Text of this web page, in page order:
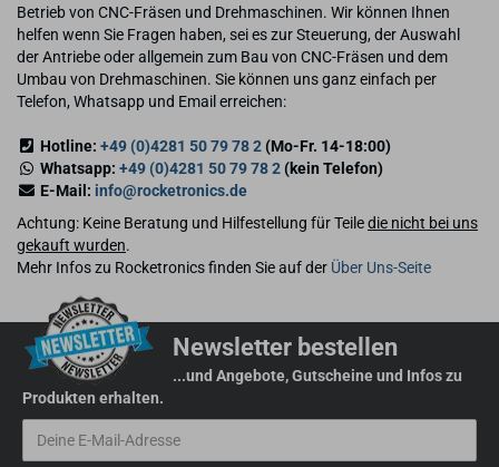
Betrieb von CNC-Fräsen und Drehmaschinen. Wir können Ihnen
helfen wenn Sie Fragen haben, sei es zur Steuerung, der Auswahl
der Antriebe oder allgemein zum Bau von CNC-Fräsen und dem
Umbau von Drehmaschinen. Sie können uns ganz einfach per
Telefon, Whatsapp und Email erreichen:
Hotline: +49 (0)4281 50 79 78 2(Mo-Fr. 14-18:00)
Whatsapp: +49 (0)4281 50 79 78 2(kein Telefon)
E-Mail: info@rocketronics.de
Achtung: Keine Beratung und Hilfestellung für Teiledie nicht bei uns
gekauft wurden.
Mehr Infos zu Rocketronics finden Sie auf der Über Uns-Seite
Newsletter bestellen
...und Angebote, Gutscheine und Infos zu
Produkten erhalten.